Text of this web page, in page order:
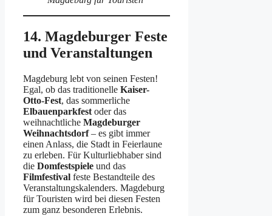
14. Magdeburger Feste
und Veranstaltungen
Magdeburg lebt von seinen Festen!
Egal, ob das traditionelle Kaiser-
Otto-Fest, das sommerliche
Elbauenparkfest oder das
weihnachtliche Magdeburger
Weihnachtsdorf– es gibt immer
einen Anlass, die Stadt in Feierlaune
zu erleben. Für Kulturliebhaber sind
die Domfestspiele und das
Filmfestival feste Bestandteile des
Veranstaltungskalenders. Magdeburg
für Touristen wird bei diesen Festen
zum ganz besonderen Erlebnis.